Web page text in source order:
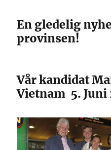
En gledelig
provinsen!
Vår kandidat
Vietnam 5. Juni